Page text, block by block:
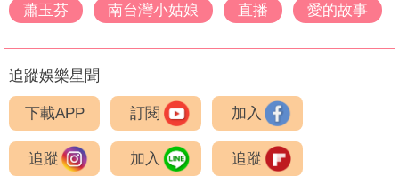
蕭玉芬
南台灣小姑娘 直播 愛的故事
追蹤娛樂星聞
下載APP 訂閱 加入
追蹤 加入 追蹤